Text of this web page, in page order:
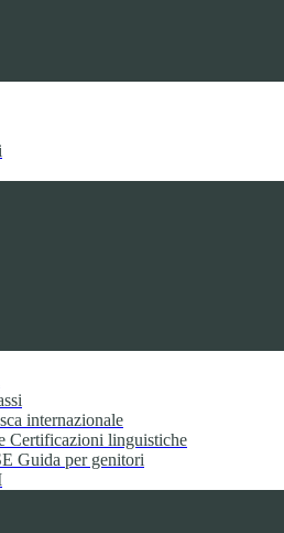
internazionale
Certificazioni linguistiche
Guida per genitori